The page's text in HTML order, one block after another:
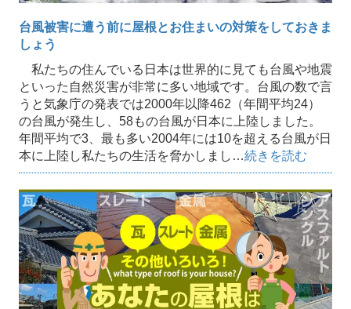
台風被害に遭う前に屋根とお住まいの対策をしておきま
しょう
私たちの住んでいる日本は世界的に見ても台風や地震
といった自然災害が非常に多い地域です。台風の数で言
うと気象庁の発表では2000年以降462（年間平均24）
の台風が発生し、58もの台風が日本に上陸しました。
年間平均で3、最も多い2004年には10を超える台風が日
本に上陸し私たちの生活を脅かしまし…続きを読む